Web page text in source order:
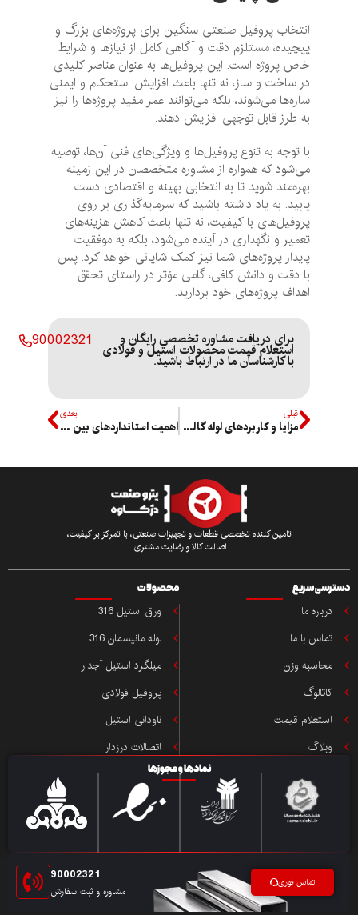
انتخاب پروفیل صنعتی سنگین برای پروژه‌های بزرگ و
پیچیده، مستلزم دقت و آگاهی کامل از نیازها و شرایط
خاص پروژه است. این پروفیل‌ها به عنوان عناصر کلیدی
در ساخت و ساز، نه تنها باعث افزایش استحکام و ایمنی
سازه‌ها می‌شوند، بلکه می‌توانند عمر مفید پروژه‌ها را نیز
به طرز قابل توجهی افزایش دهند.
با توجه به تنوع پروفیل‌ها و ویژگی‌های فنی آن‌ها، توصیه
می‌شود که همواره از مشاوره متخصصان در این زمینه
بهره‌مند شوید تا به انتخابی بهینه و اقتصادی دست
یابید. به یاد داشته باشید که سرمایه‌گذاری بر روی
پروفیل‌های با کیفیت، نه تنها باعث کاهش هزینه‌های
تعمیر و نگهداری در آینده می‌شود، بلکه به موفقیت
پایدار پروژه‌های شما نیز کمک شایانی خواهد کرد. پس
با دقت و دانش کافی، گامی مؤثر در راستای تحقق
اهداف پروژه‌های خود بردارید.
برای دریافت مشاوره تخصصی رایگان و
استعلام قیمت محصولات استیل و فولادی
با کارشناسان ما در ارتباط باشید.
90002321
مزایا و کاربردهای لوله گالوانیزه در پروژه‌های ساخت و ساز اهمیت استانداردهای بین المللی در خرید لوله های فولادی
تامین کننده تخصصی قطعات و تجهیزات صنعتی، با تمرکز بر کیفیت،
اصالت کالا و رضایت مشتری.
سریع
ما
با ما
وزن
قیمت
محصولات
ورق استیل 316
لوله مانیسمان 316
میلگرد استیل آجدار
پروفیل فولادی
ناودانی استیل
اتصالات درزدار
نمادها و مجوزها
تماس فوری 90002321
مشاوره و ثبت سفارش